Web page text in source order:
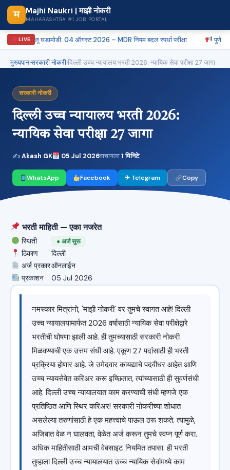
म Majhi Naukri | माझी नोकरी
MAHARASHTRA #1 JOB PORTAL
LIVE
चालू घडामोडी: 04 ऑगस्ट 2026 – MDR नियम बदल स्पर्धा परीक्षा पुणे PDCC
मुख्यपान›सरकारी नोकरी›दिल्ली उच्च न्यायालय भरती 2026: न्यायिक सेवा परीक्षा 27 जागा
सरकारी नोकरी
दिल्ली उच्च न्यायालय भरती 2026:
न्यायिक सेवा परीक्षा 27 जागा
✍Akash GK 05 Jul 2026वाचायला1 मिनिटे
WhatsApp Facebook ✈ Telegram Copy
भरती माहिती — एका नजरेत
स्थिती ● अर्ज सुरू
ठिकाण
दिल्ली
अर्ज प्रकारऑनलाईन
प्रकाशन
05 Jul 2026
नमस्कार मित्रांनो, 'माझी नोकरी' वर तुमचे स्वागत आहे! दिल्ली
उच्च न्यायालयामार्फत 2026 वर्षासाठी न्यायिक सेवा परीक्षेद्वारे
भरतीची घोषणा झाली आहे. ही तुमच्यासाठी सरकारी नोकरी
मिळवण्याची एक उत्तम संधी आहे. एकूण 27 पदांसाठी ही भरती
प्रक्रिया होणार आहे. जे उमेदवार कायद्याचे पदवीधर आहेत आणि
उच्च न्यायसेवेत करिअर करू इच्छितात, त्यांच्यासाठी ही सुवर्णसंधी
आहे. दिल्ली उच्च न्यायालयात काम करण्याची संधी म्हणजे एक
प्रतिष्ठित आणि स्थिर करिअर! सरकारी नोकरीच्या शोधात
असलेल्या तरुणांसाठी हे एक महत्त्वाचे पाऊल ठरू शकते. त्यामुळे,
अजिबात वेळ न घालवता, वेळेत अर्ज करून तुमचे स्वप्न पूर्ण करा.
अधिक माहितीसाठी आमची वेबसाइट नियमित तपासा. ही भरती
तुम्हाला दिल्ली उच्च न्यायालयात उच्च न्यायिक सेवांमध्ये काम